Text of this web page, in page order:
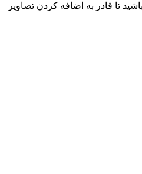
تا قادر به اضافه کردن تصاویر